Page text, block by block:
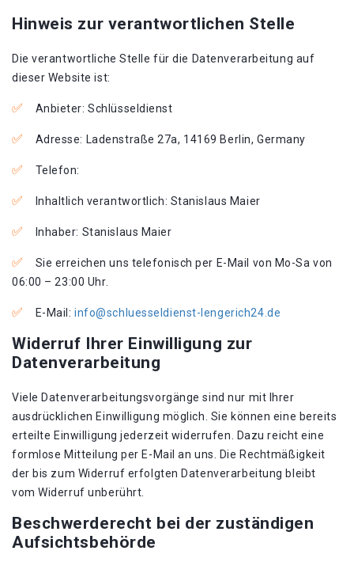
Hinweis zur verantwortlichen Stelle
Die verantwortliche Stelle für die Datenverarbeitung auf
dieser Website ist:
Anbieter: Schlüsseldienst
Adresse: Ladenstraße 27a, 14169 Berlin, Germany
Telefon:
Inhaltlich verantwortlich: Stanislaus Maier
Inhaber: Stanislaus Maier
Sie erreichen uns telefonisch per E-Mail von Mo-Sa von
06:00 – 23:00 Uhr.
E-Mail:info@schluesseldienst-lengerich24.de
Widerruf Ihrer Einwilligung zur
Datenverarbeitung
Viele Datenverarbeitungsvorgänge sind nur mit Ihrer
ausdrücklichen Einwilligung möglich. Sie können eine bereits
erteilte Einwilligung jederzeit widerrufen. Dazu reicht eine
formlose Mitteilung per E-Mail an uns. Die Rechtmäßigkeit
der bis zum Widerruf erfolgten Datenverarbeitung bleibt
vom Widerruf unberührt.
Beschwerderecht bei der zuständigen
Aufsichtsbehörde